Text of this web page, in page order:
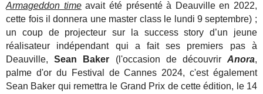
Armageddon timeavait été présenté à Deauville en 2022,
cette fois il donnera une master class le lundi 9 septembre) ;
un coup de projecteur sur la success story d’un jeune
réalisateur indépendant qui a fait ses premiers pas à
Deauville,Sean Baker (l'occasion de découvrir Anora,
palme d'or du Festival de Cannes 2024, c'est également
Sean Baker qui remettra le Grand Prix de cette édition, le 14